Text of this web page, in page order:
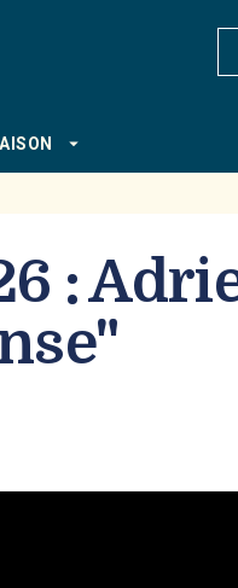
arrow_drop_down
: